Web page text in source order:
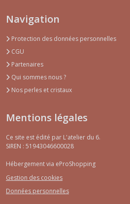
Navigation
Protection des données personnelles
CGU
Partenaires
Qui sommes nous ?
Nos perles et cristaux
Mentions légales
Ce site est édité par L'atelier du 6.
SIREN : 51943046600028
Hébergement via eProShopping
Gestion des cookies
Données personnelles